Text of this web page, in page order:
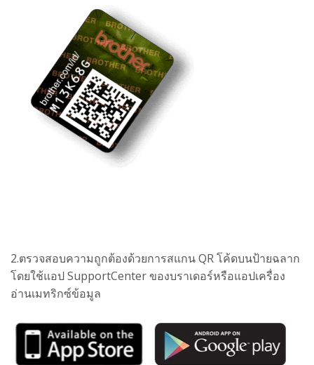
2.ตรวจสอบความถูกต้องด้วยการสแกน QR โค้ดบนป้ายฉลาก
โดยใช้แอป SupportCenter ของบราเดอร์หรือแอปเครื่อง
อ่านเมทริกซ์ข้อมูล